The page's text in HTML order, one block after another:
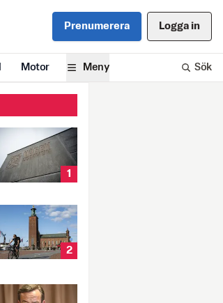
Prenumerera Logga in
Motor Meny Sök
1
2